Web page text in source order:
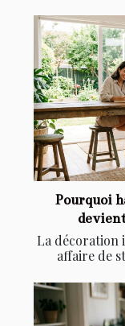
Pourquoi
La décoration
affaire de